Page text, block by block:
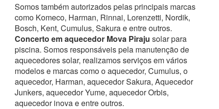
Somos também autorizados pelas principais marcas
como Komeco, Harman, Rinnai, Lorenzetti, Nordik,
Bosch, Kent, Cumulus, Sakura e entre outros.
Concerto em aquecedor Mova Piraju solar para
piscina. Somos responsáveis pela manutenção de
aquecedores solar, realizamos serviços em vários
modelos e marcas como o aquecedor, Cumulus, o
aquecedor, Harman, aquecedor Sakura, Aquecedor
Junkers, aquecedor Yume, aquecedor Orbis,
aquecedor inova e entre outros.